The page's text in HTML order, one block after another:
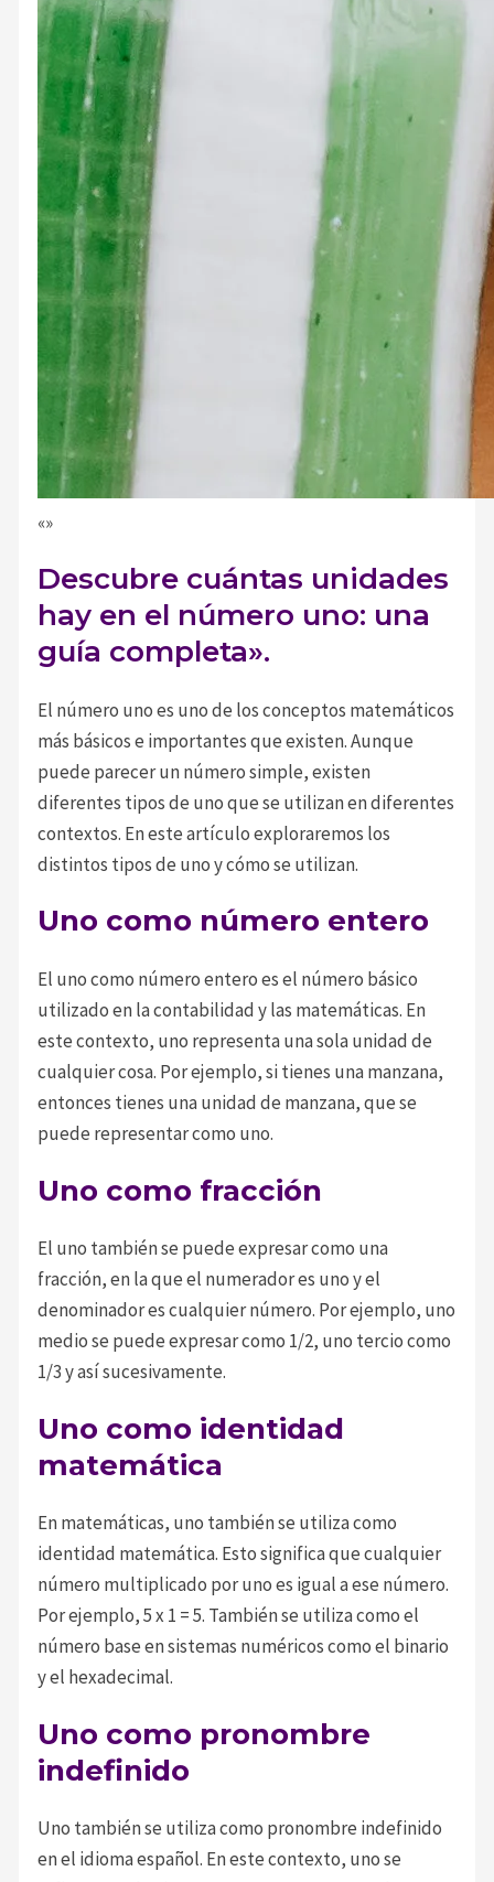
«»
Descubre cuántas unidades
hay en el número uno: una
guía completa».
El número uno es uno de los conceptos matemáticos
más básicos e importantes que existen. Aunque
puede parecer un número simple, existen
diferentes tipos de uno que se utilizan en diferentes
contextos. En este artículo exploraremos los
distintos tipos de uno y cómo se utilizan.
Uno como número entero
El uno como número entero es el número básico
utilizado en la contabilidad y las matemáticas. En
este contexto, uno representa una sola unidad de
cualquier cosa. Por ejemplo, si tienes una manzana,
entonces tienes una unidad de manzana, que se
puede representar como uno.
Uno como fracción
El uno también se puede expresar como una
fracción, en la que el numerador es uno y el
denominador es cualquier número. Por ejemplo, uno
medio se puede expresar como 1/2, uno tercio como
1/3 y así sucesivamente.
Uno como identidad
matemática
En matemáticas, uno también se utiliza como
identidad matemática. Esto significa que cualquier
número multiplicado por uno es igual a ese número.
Por ejemplo, 5 x 1 = 5. También se utiliza como el
número base en sistemas numéricos como el binario
y el hexadecimal.
Uno como pronombre
indefinido
Uno también se utiliza como pronombre indefinido
en el idioma español. En este contexto, uno se